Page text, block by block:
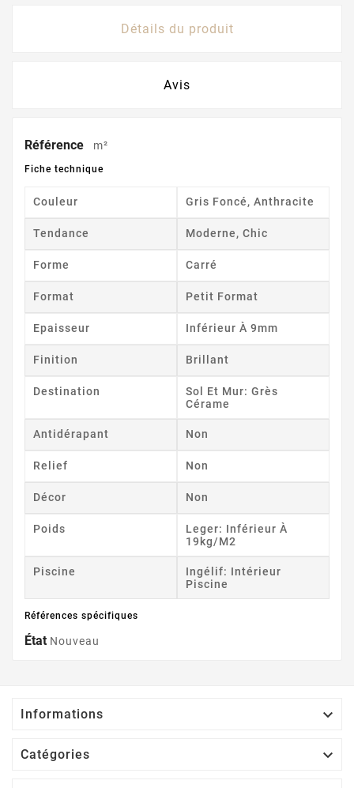
Détails du produit
Avis
Référence m²
Fiche technique
Couleur Gris Foncé, Anthracite
Tendance Moderne, Chic
Forme Carré
Format Petit Format
Epaisseur Inférieur À 9mm
Finition Brillant
Destination
Sol Et Mur: Grès
Cérame
Antidérapant Non
Relief Non
Décor Non
Poids
Leger: Inférieur À
19kg/m2
Piscine
Ingélif: Intérieur
Piscine
Références spécifiques
État Nouveau
Informations 
Catégories 